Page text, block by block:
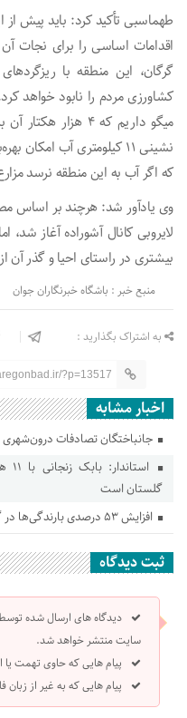
طهماسبی تأکید کرد: باید پیش
اقدامات اساسی را برای نجات
گرگان، این منطقه با
میگو داریم که ۴
نشینی ۱۱ کیلومتری آب
که اگر آب به این منطقه نرسد
وی یادآور شد: هرچند بر اساس
لایروبی کانال آشوراده آغاز شد،
بیشتری در راستای احیا و گذر
منبع خبر : باشگاه خبرنگاران جوان
به اشتراک بگذارید :
?p=13517
اخبار مشابه
جانباختگان تصادفات درون‌شهری گلستان ۱۷
گلستان است
افزایش ۵۳ درصدی بارندگی‌ها در گلستان
ثبت دیدگاه
دیدگاه های ارسال شده
سایت منتشر خواهد شد.
پیام هایی که حاوی تهمت یا
پیام هایی که به غیر از